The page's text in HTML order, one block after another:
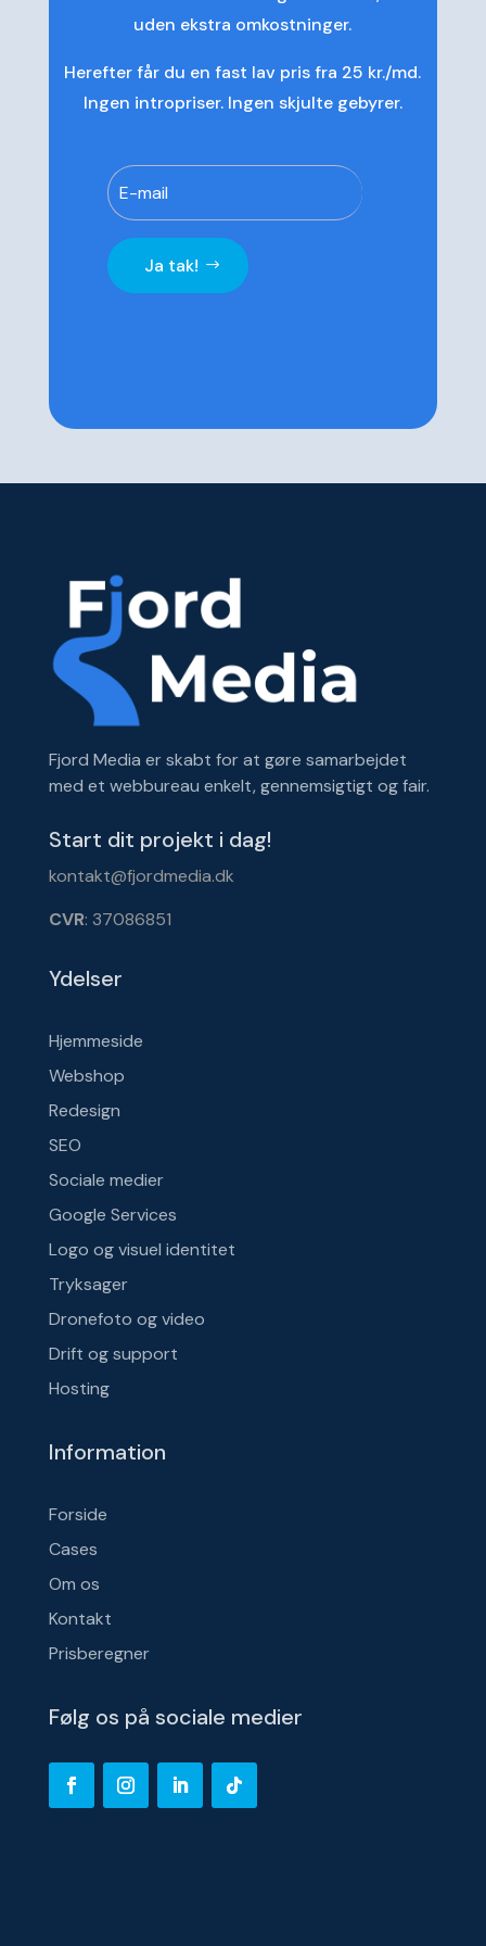
uden ekstra omkostninger.
Herefter får du en fast lav pris fra 25 kr./md.
Ingen intropriser. Ingen skjulte gebyrer.
Ja tak!
Start dit projekt i dag!
Fjord Media er skabt for at gøre samarbejdet
med et webbureau enkelt, gennemsigtigt og fair.
kontakt@fjordmedia.dk
CVR: 37086851
Ydelser
Hjemmeside
Webshop
Redesign
SEO
Sociale medier
Google Services
Logo og visuel identitet
Tryksager
Dronefoto og video
Drift og support
Hosting
Information
Forside
Cases
Om os
Kontakt
Prisberegner
Følg os på sociale medier